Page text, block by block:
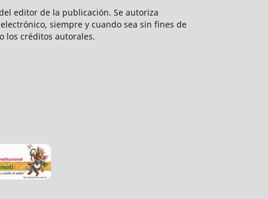
editor de la publicación. Se autoriza
siempre y cuando sea sin fines de
los créditos autorales.